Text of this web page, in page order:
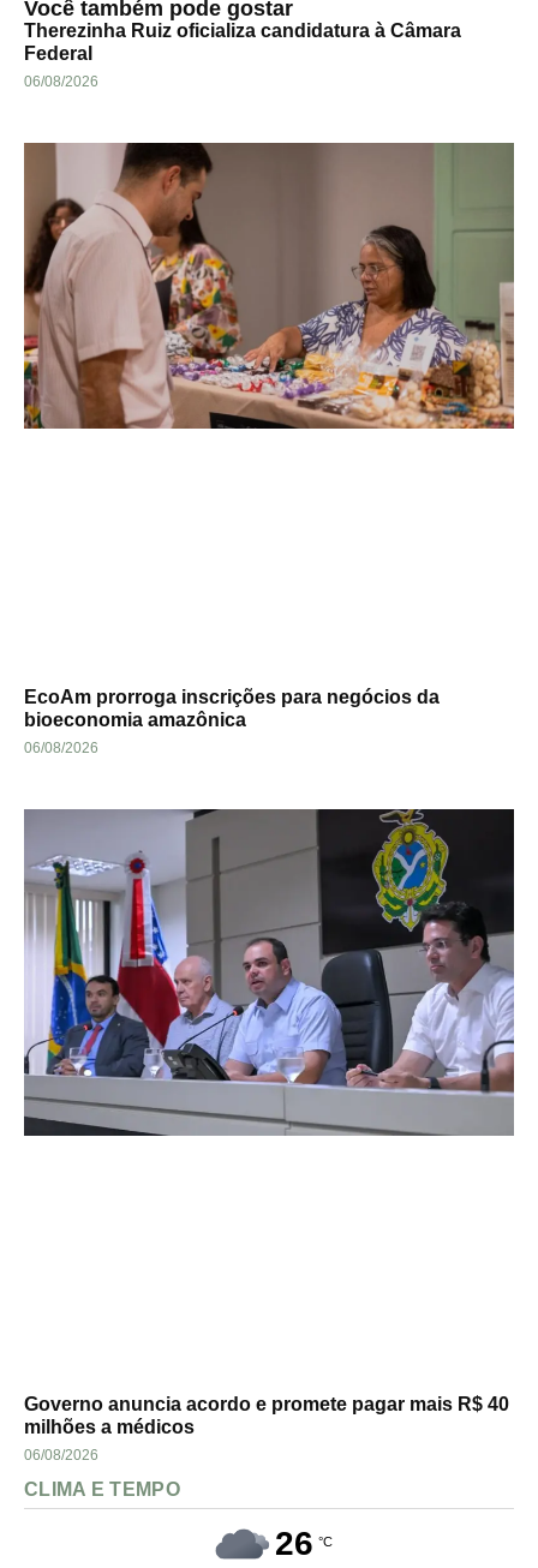
Você também pode gostar
Therezinha Ruiz oficializa candidatura à Câmara
Federal
06/08/2026
EcoAm prorroga inscrições para negócios da
bioeconomia amazônica
06/08/2026
Governo anuncia acordo e promete pagar mais R$ 40
milhões a médicos
06/08/2026
CLIMA E TEMPO
26 °C